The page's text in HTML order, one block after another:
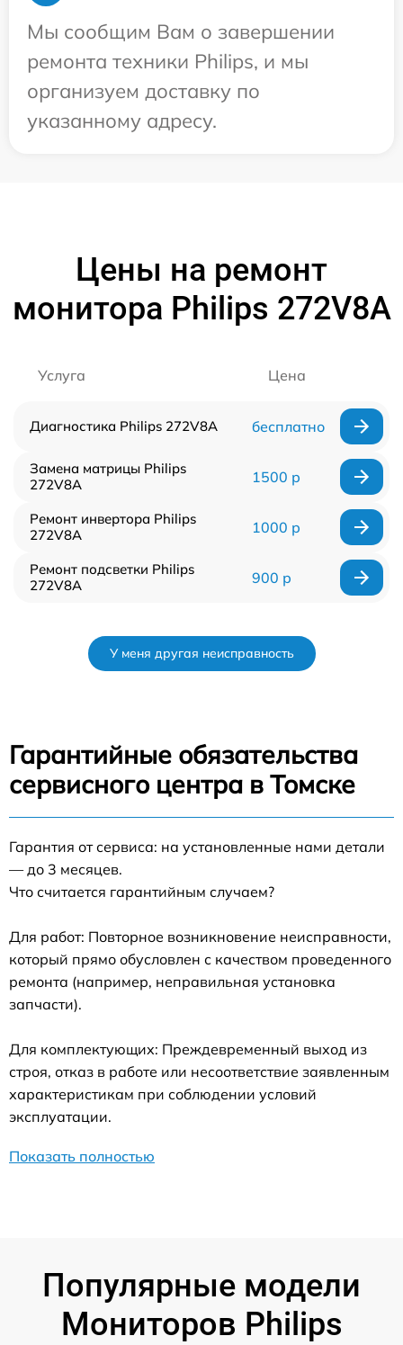
Мы сообщим Вам о завершении
ремонта техники Philips, и мы
организуем доставку по
указанному адресу.
Цены на ремонт
монитора Philips 272V8A
Услуга Цена
Диагностика Philips 272V8A бесплатно
Замена матрицы Philips
272V8A
1500 р
Ремонт инвертора Philips
272V8A
1000 р
Ремонт подсветки Philips
272V8A
900 р
У меня другая неисправность
Гарантийные обязательства
сервисного центра в Томске
Гарантия от сервиса: на установленные нами детали
— до 3 месяцев.
Что считается гарантийным случаем?
Для работ: Повторное возникновение неисправности,
который прямо обусловлен с качеством проведенного
ремонта (например, неправильная установка
запчасти).
Для комплектующих: Преждевременный выход из
строя, отказ в работе или несоответствие заявленным
характеристикам при соблюдении условий
эксплуатации.
Показать полностью
Популярные модели
Мониторов Philips